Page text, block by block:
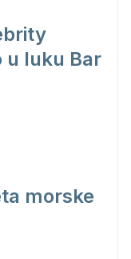
u luku Bar
morske